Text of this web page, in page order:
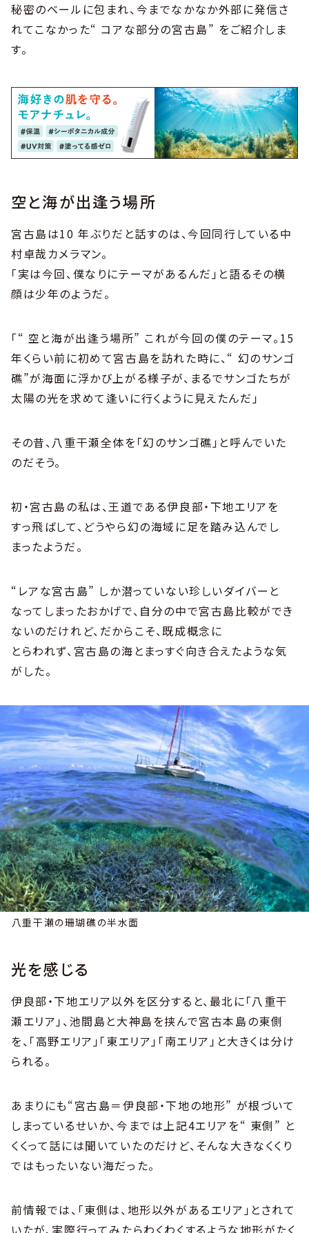
秘密のベールに包まれ、今までなかなか外部に発信さ
れてこなかった“ コアな部分の宮古島” をご紹介しま
す。
空と海が出逢う場所
宮古島は10 年ぶりだと話すのは、今回同行している中
村卓哉カメラマン。
「実は今回、僕なりにテーマがあるんだ」と語るその横
顔は少年のようだ。
「“ 空と海が出逢う場所” これが今回の僕のテーマ。15
年くらい前に初めて宮古島を訪れた時に、“ 幻のサンゴ
礁”が海面に浮かび上がる様子が、まるでサンゴたちが
太陽の光を求めて逢いに行くように見えたんだ」
その昔、八重干瀬全体を「幻のサンゴ礁」と呼んでいた
のだそう。
初・宮古島の私は、王道である伊良部・下地エリアを
すっ飛ばして、どうやら幻の海域に足を踏み込んでし
まったようだ。
“レアな宮古島” しか潜っていない珍しいダイバーと
なってしまったおかげで、自分の中で宮古島比較ができ
ないのだけれど、だからこそ、既成概念に
とらわれず、宮古島の海とまっすぐ向き合えたような気
がした。
八重干瀬の珊瑚礁の半水面
光を感じる
伊良部・下地エリア以外を区分すると、最北に「八重干
瀬エリア」、池間島と大神島を挟んで宮古本島の東側
を、「高野エリア」「東エリア」「南エリア」と大きくは分け
られる。
あまりにも“宮古島＝伊良部・下地の地形” が根づいて
しまっているせいか、今までは上記4エリアを“ 東側” と
くくって話には聞いていたのだけど、そんな大きなくくり
ではもったいない海だった。
前情報では、「東側は、地形以外があるエリア」とされて
いたが、実際行ってみたらわくわくするような地形がたく